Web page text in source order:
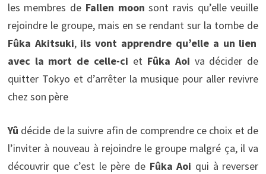
les membres de Fallen moon sont ravis qu’elle veuille
rejoindre le groupe, mais en se rendant sur la tombe de
Fûka Akitsuki, ils vont apprendre qu’elle a un lien
avec la mort de celle-ci et Fûka Aoi va décider de
quitter Tokyo et d’arrêter la musique pour aller revivre
chez son père
Yû décide de la suivre afin de comprendre ce choix et de
l’inviter à nouveau à rejoindre le groupe malgré ça, il va
découvrir que c’est le père de Fûka Aoi qui à reverser